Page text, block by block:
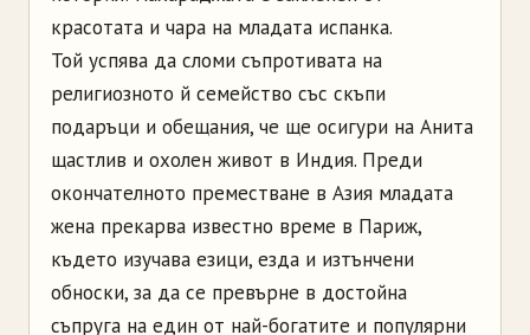
красотата и чара на младата испанка.
Той успява да сломи съпротивата на
религиозното й семейство със скъпи
подаръци и обещания, че ще осигури на Анита
щастлив и охолен живот в Индия. Преди
окончателното преместване в Азия младата
жена прекарва известно време в Париж,
където изучава езици, езда и изтънчени
обноски, за да се превърне в достойна
съпруга на един от най-богатите и популярни